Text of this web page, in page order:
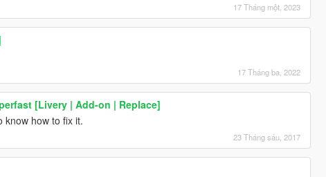
17 Tháng một, 2023
17 Tháng ba, 2022
[Livery | Add-on | Replace]
know how to fix it.
23 Tháng sáu, 2017